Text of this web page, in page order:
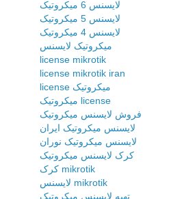
لایسنس 6 میکروتیک
لایسنس 5 میکروتیک
لایسنس 4 میکروتیک
میکروتیک لایسنس
license mikrotik
license mikrotik iran
license میکروتیک
میکروتیک license
فروش لایسنس میکروتیک
لایسنس میکروتیک ایران
لایسنس میکروتیک نوران
کرک لایسنس میکروتیک
کرک mikrotik
لایسنس mikrotik
تهیه لایسنس میکروتیک